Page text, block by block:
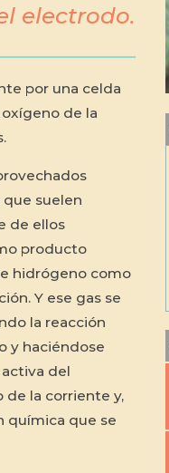
electrodo.
por una celda
de la
suelen
de ellos
producto
hidrógeno como
Y ese gas se
la reacción
y haciéndose
del
de la corriente y,
química que se